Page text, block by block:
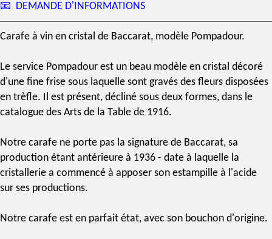
📧 DEMANDE D'INFORMATIONS
Carafe à vin en cristal de Baccarat, modèle Pompadour.
Le service Pompadour est un beau modèle en cristal décoré
d'une fine frise sous laquelle sont gravés des fleurs disposées
en trèfle. Il est présent, décliné sous deux formes, dans le
catalogue des Arts de la Table de 1916.
Notre carafe ne porte pas la signature de Baccarat, sa
production étant antérieure à 1936 - date à laquelle la
cristallerie a commencé à apposer son estampille à l'acide
sur ses productions.
Notre carafe est en parfait état, avec son bouchon d'origine.